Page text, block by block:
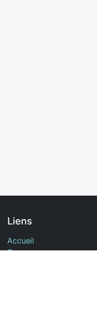
Liens
Accueil
Travaux